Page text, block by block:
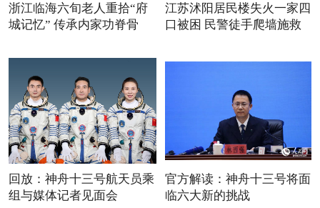
浙江临海六旬老人重拾“府
城记忆” 传承内家功脊骨
江苏沭阳居民楼失火一家四
口被困 民警徒手爬墙施救
回放：神舟十三号航天员乘
组与媒体记者见面会
官方解读：神舟十三号将面
临六大新的挑战